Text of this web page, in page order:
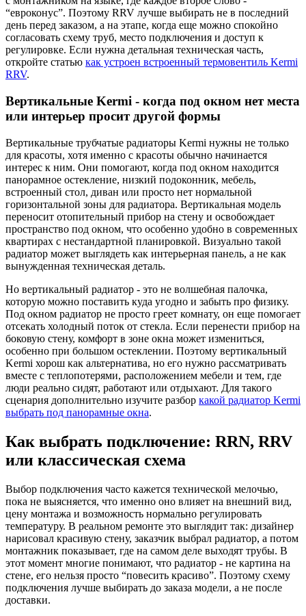
“евроконус”. Поэтому RRV лучше выбирать не в последний
день перед заказом, а на этапе, когда еще можно спокойно
согласовать схему труб, место подключения и доступ к
регулировке. Если нужна детальная техническая часть,
откройте статью как устроен встроенный термовентиль Kermi
RRV.
Вертикальные Kermi - когда под окном нет места
или интерьер просит другой формы
Вертикальные трубчатые радиаторы Kermi нужны не только
для красоты, хотя именно с красоты обычно начинается
интерес к ним. Они помогают, когда под окном находится
панорамное остекление, низкий подоконник, мебель,
встроенный стол, диван или просто нет нормальной
горизонтальной зоны для радиатора. Вертикальная модель
переносит отопительный прибор на стену и освобождает
пространство под окном, что особенно удобно в современных
квартирах с нестандартной планировкой. Визуально такой
радиатор может выглядеть как интерьерная панель, а не как
вынужденная техническая деталь.
Но вертикальный радиатор - это не волшебная палочка,
которую можно поставить куда угодно и забыть про физику.
Под окном радиатор не просто греет комнату, он еще помогает
отсекать холодный поток от стекла. Если перенести прибор на
боковую стену, комфорт в зоне окна может измениться,
особенно при большом остеклении. Поэтому вертикальный
Kermi хорош как альтернатива, но его нужно рассматривать
вместе с теплопотерями, расположением мебели и тем, где
люди реально сидят, работают или отдыхают. Для такого
сценария дополнительно изучите разбор какой радиатор Kermi
выбрать под панорамные окна.
Как выбрать подключение: RRN, RRV
или классическая схема
Выбор подключения часто кажется технической мелочью,
пока не выясняется, что именно оно влияет на внешний вид,
цену монтажа и возможность нормально регулировать
температуру. В реальном ремонте это выглядит так: дизайнер
нарисовал красивую стену, заказчик выбрал радиатор, а потом
монтажник показывает, где на самом деле выходят трубы. В
этот момент многие понимают, что радиатор - не картина на
стене, его нельзя просто “повесить красиво”. Поэтому схему
подключения лучше выбирать до заказа модели, а не после
доставки.